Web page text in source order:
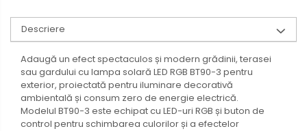
Descriere
Adaugă un efect spectaculos și modern grădinii, terasei
sau gardului cu lampa solară LED RGB BT90-3 pentru
exterior, proiectată pentru iluminare decorativă
ambientală și consum zero de energie electrică.
Modelul BT90-3 este echipat cu LED-uri RGB și buton de
control pentru schimbarea culorilor și a efectelor